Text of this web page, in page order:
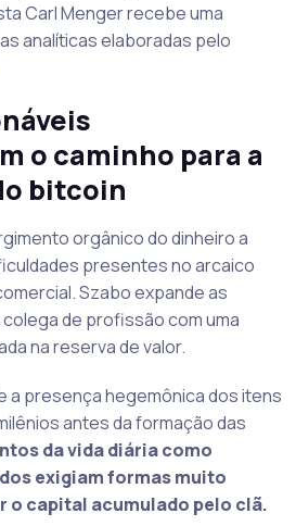
Carl Menger recebe uma
analíticas elaboradas pelo
o caminho para a
bitcoin
orgânico do dinheiro a
presentes no arcaico
Szabo expande as
de profissão com uma
na reserva de valor.
a presença hegemônica dos itens
antes da formação das
da vida diária como
exigiam formas muito
o capital acumulado pelo clã.